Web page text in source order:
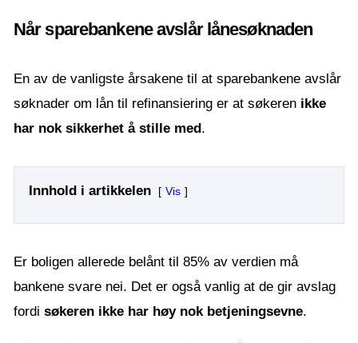
Når sparebankene avslår lånesøknaden
En av de vanligste årsakene til at sparebankene avslår
søknader om lån til refinansiering er at søkeren ikke
har nok sikkerhet å stille med.
Innhold i artikkelen Vis
Er boligen allerede belånt til 85% av verdien må
bankene svare nei. Det er også vanlig at de gir avslag
fordi søkeren ikke har høy nok betjeningsevne.